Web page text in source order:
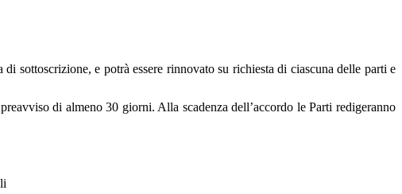
sottoscrizione, e potrà essere rinnovato su richiesta di ciascuna delle parti e
di almeno 30 giorni. Alla scadenza dell’accordo le Parti redigeranno